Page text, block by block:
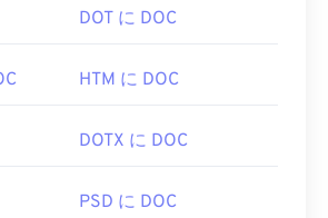
のプラグインを必ずインストール
るGoogle Developerの記事
DOT に DOC
HTM に DOC
DOTX に DOC
PSD に DOC